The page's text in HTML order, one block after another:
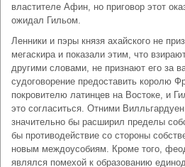
властителе Афин, но приговор этот
ожидал Гильом.
Ленники и пэры князя ахайского не
мегаскира и показали этим, что
другими словами, не признают его за
судоговорение предоставить королю
покровителю латинцев на Востоке, и
это согласиться. Отними
значительно бы расширил пределы
бы противодействие со стороны
новым междоусобиям. Кроме того,
являлся помехой к образованию